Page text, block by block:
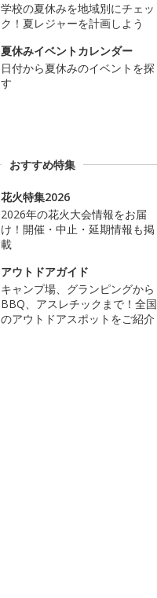
学校の夏休みを地域別にチェッ
ク！夏レジャーを計画しよう
夏休みイベントカレンダー
日付から夏休みのイベントを探
す
おすすめ特集
花火特集2026
2026年の花火大会情報をお届
け！開催・中止・延期情報も掲
載
アウトドアガイド
キャンプ場、グランピングから
BBQ、アスレチックまで！全国
のアウトドアスポットをご紹介